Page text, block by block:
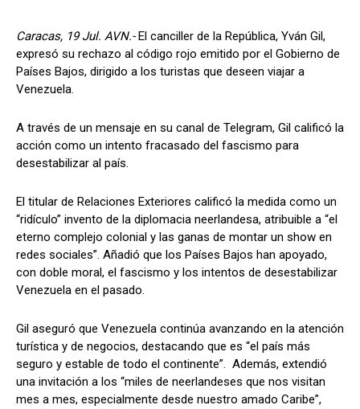
Caracas, 19 Jul. AVN.-El canciller de la República, Yván Gil,
expresó su rechazo al código rojo emitido por el Gobierno de
Países Bajos, dirigido a los turistas que deseen viajar a
Venezuela.
A través de un mensaje en su canal de Telegram, Gil calificó la
acción como un intento fracasado del fascismo para
desestabilizar al país.
El titular de Relaciones Exteriores calificó la medida como un
“ridículo” invento de la diplomacia neerlandesa, atribuible a “el
eterno complejo colonial y las ganas de montar un show en
redes sociales”. Añadió que los Países Bajos han apoyado,
con doble moral, el fascismo y los intentos de desestabilizar
Venezuela en el pasado.
Gil aseguró que Venezuela continúa avanzando en la atención
turística y de negocios, destacando que es “el país más
seguro y estable de todo el continente”. Además, extendió
una invitación a los “miles de neerlandeses que nos visitan
mes a mes, especialmente desde nuestro amado Caribe”,